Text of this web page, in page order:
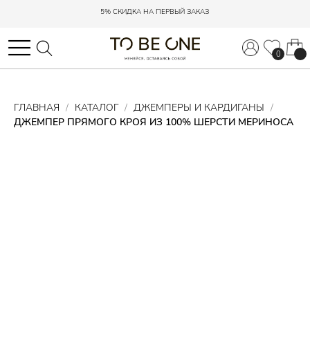
ДОСТАВКА С ПРИМЕРКОЙ ПО РОССИИ
0
ДОСТАВКА С ПРИМЕРКОЙ ПО РОССИИ
0
ГЛАВНАЯ КАТАЛОГ
ДЖЕМПЕРЫ И КАРДИГАНЫ
ДЖЕМПЕР ПРЯМОГО КРОЯ ИЗ 100% ШЕРСТИ МЕРИНОСА